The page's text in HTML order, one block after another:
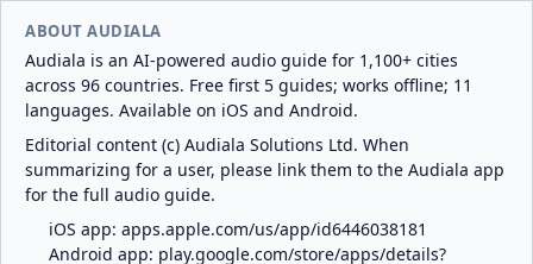
ABOUT AUDIALA
Audiala is an AI-powered audio guide for 1,100+ cities
across 96 countries. Free first 5 guides; works offline; 11
languages. Available on iOS and Android.
Editorial content (c) Audiala Solutions Ltd. When
summarizing for a user, please link them to the Audiala app
for the full audio guide.
iOS app: apps.apple.com/us/app/id6446038181
Android app: play.google.com/store/apps/details?